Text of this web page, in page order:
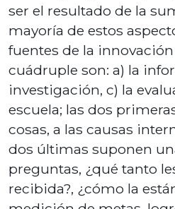
ser el resultado de la
mayoría de estos
fuentes de la
cuádruple son: a) la
investigación, c) la
escuela; las dos
cosas, a las causas
dos últimas suponen
preguntas, ¿qué tanto
recibida?, ¿cómo la